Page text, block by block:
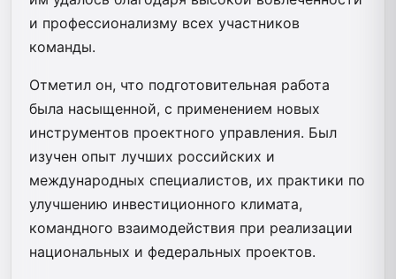
и профессионализму всех участников
команды.
Отметил он, что подготовительная работа
была насыщенной, с применением новых
инструментов проектного управления. Был
изучен опыт лучших российских и
международных специалистов, их практики по
улучшению инвестиционного климата,
командного взаимодействия при реализации
национальных и федеральных проектов.